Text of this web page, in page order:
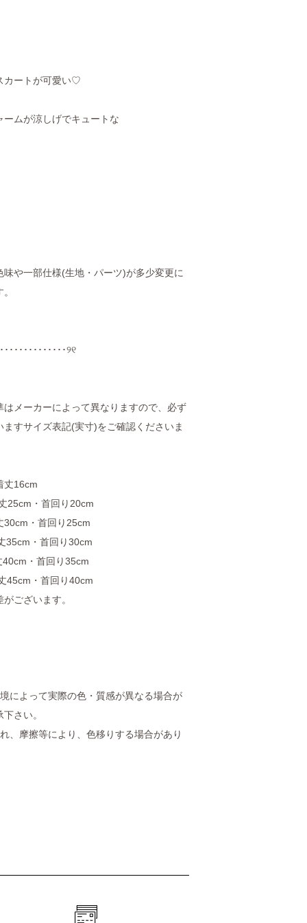
カートが可愛い♡
ムが涼しげでキュートな
や一部仕様(生地・パーツ)が多少変更に
･････････････୨୧
メーカーによって異なりますので、必ず
すサイズ表記(実寸)をご確認くださいま
丈16cm
25cm・首回り20cm
30cm・首回り25cm
35cm・首回り30cm
・首回り35cm
45cm・首回り40cm
ございます。
によって実際の色・質感が異なる場合が
さい。
、摩擦等により、色移りする場合があり